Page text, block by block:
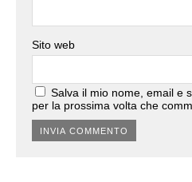
Sito web
Salva il mio nome, email e
per la prossima volta che